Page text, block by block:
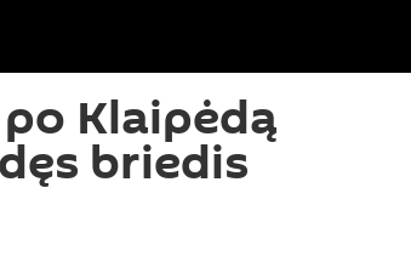
Klaipėdą
briedis